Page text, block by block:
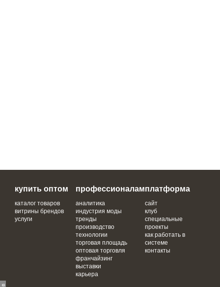
купить оптом
каталог товаров
витрины брендов
услуги
профессионалам
аналитика
индустрия моды
тренды
производство
технологии
торговая площадь
оптовая торговля
франчайзинг
выставки
карьера
платформа
сайт
клуб
специальные
проекты
как работать в
системе
контакты